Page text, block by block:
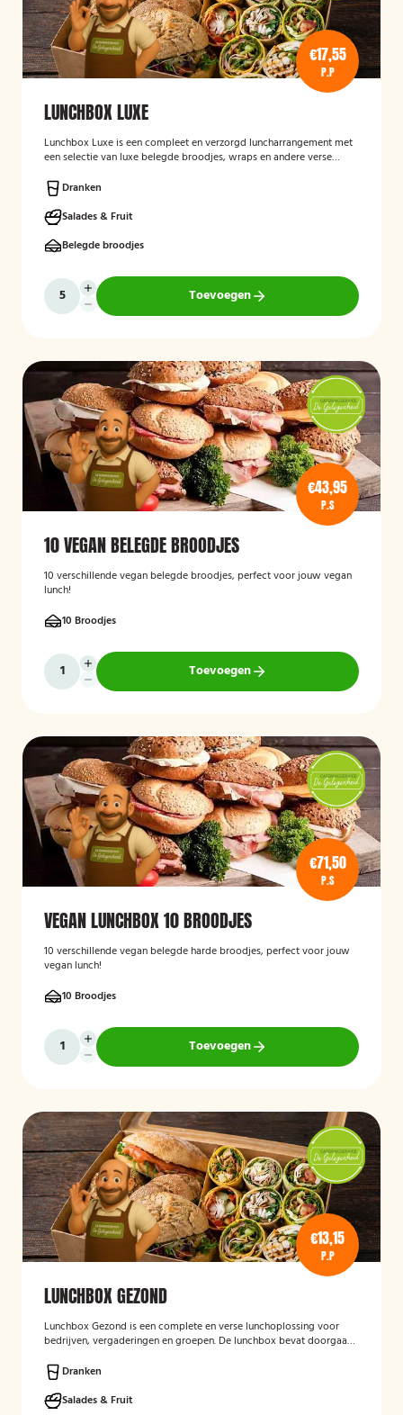
€17,55
P.P
LUNCHBOX LUXE
Lunchbox Luxe is een compleet en verzorgd luncharrangement met
een selectie van luxe belegde broodjes, wraps en andere verse
bijeenkomsten, vergaderingen en groepslunches en staat bekend
om de verse ingrediënten, verzorgde presentatie en de mogelijkheid
om rekening te houden met dieetwensen zoals vegetarisch,
veganistisch of halal.
Dranken
Salades & Fruit
Belegde broodjes
Toevoegen
€43,95
P.S
10 VEGAN BELEGDE BROODJES
10 verschillende vegan belegde broodjes, perfect voor jouw vegan
lunch!
10 Broodjes
Toevoegen
€71,50
P.S
VEGAN LUNCHBOX 10 BROODJES
10 verschillende vegan belegde harde broodjes, perfect voor jouw
vegan lunch!
10 Broodjes
Toevoegen
€13,15
P.P
LUNCHBOX GEZOND
Lunchbox Gezond is een complete en verse lunchoplossing voor
bedrijven, vergaderingen en groepen. De lunchbox bevat doorgaans
fruit en andere gezonde producten, waarbij rekening kan worden
gehouden met dieetwensen en allergieën. De focus ligt op een
smaakvolle, voedzame en verzorgd gepresenteerde lunch die
Dranken
Salades & Fruit